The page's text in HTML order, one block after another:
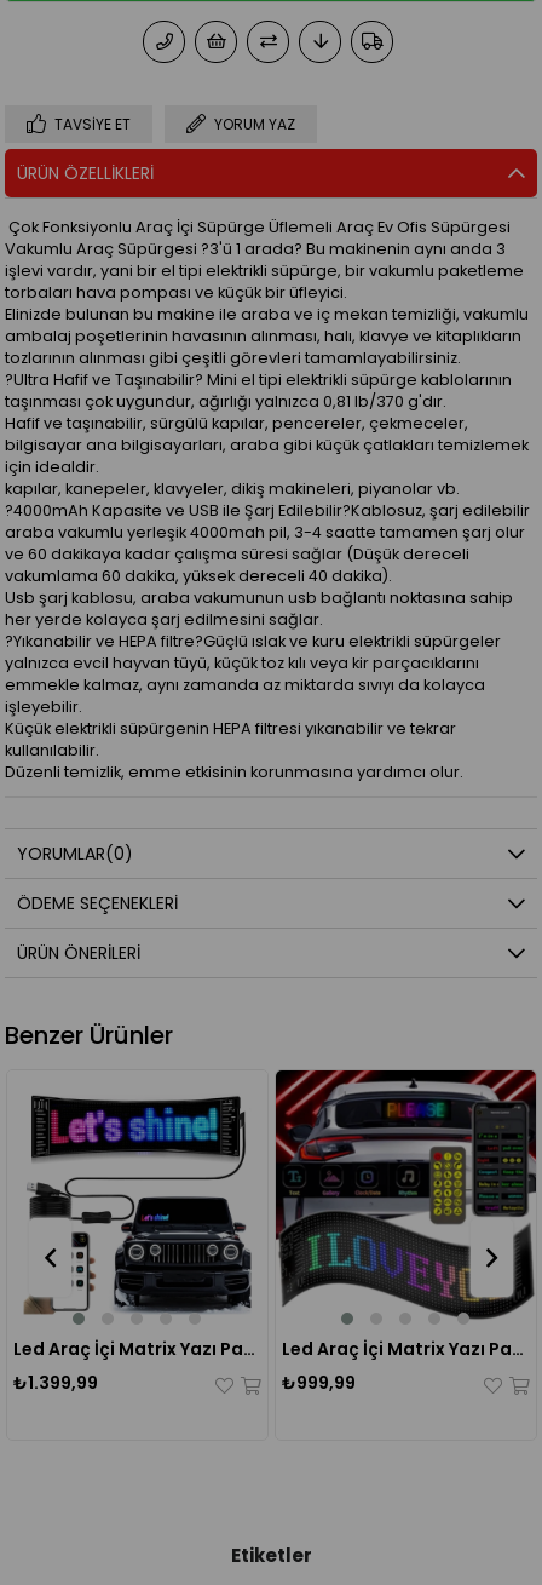
TAVSIYE ET YORUM YAZ
ÜRÜN ÖZELLIKLERI
Çok Fonksiyonlu Araç İçi Süpürge Üflemeli Araç Ev Ofis Süpürgesi
Vakumlu Araç Süpürgesi ?3'ü 1 arada? Bu makinenin aynı anda 3
işlevi vardır, yani bir el tipi elektrikli süpürge, bir vakumlu paketleme
torbaları hava pompası ve küçük bir üfleyici.
Elinizde bulunan bu makine ile araba ve iç mekan temizliği, vakumlu
ambalaj poşetlerinin havasının alınması, halı, klavye ve kitaplıkların
tozlarının alınması gibi çeşitli görevleri tamamlayabilirsiniz.
?Ultra Hafif ve Taşınabilir? Mini el tipi elektrikli süpürge kablolarının
taşınması çok uygundur, ağırlığı yalnızca 0,81 lb/370 g'dır.
Hafif ve taşınabilir, sürgülü kapılar, pencereler, çekmeceler,
bilgisayar ana bilgisayarları, araba gibi küçük çatlakları temizlemek
için idealdir.
kapılar, kanepeler, klavyeler, dikiş makineleri, piyanolar vb.
?4000mAh Kapasite ve USB ile Şarj Edilebilir?Kablosuz, şarj edilebilir
araba vakumlu yerleşik 4000mah pil, 3-4 saatte tamamen şarj olur
ve 60 dakikaya kadar çalışma süresi sağlar (Düşük dereceli
vakumlama 60 dakika, yüksek dereceli 40 dakika).
Usb şarj kablosu, araba vakumunun usb bağlantı noktasına sahip
her yerde kolayca şarj edilmesini sağlar.
?Yıkanabilir ve HEPA filtre?Güçlü ıslak ve kuru elektrikli süpürgeler
yalnızca evcil hayvan tüyü, küçük toz kılı veya kir parçacıklarını
emmekle kalmaz, aynı zamanda az miktarda sıvıyı da kolayca
işleyebilir.
Küçük elektrikli süpürgenin HEPA filtresi yıkanabilir ve tekrar
kullanılabilir.
Düzenli temizlik, emme etkisinin korunmasına yardımcı olur.
YORUMLAR(0)
ÖDEME SEÇENEKLERI
ÜRÜN ÖNERILERI
Benzer Ürünler
Led Araç İçi Matrix Yazı Paneli 16*96 (12×60 cm)
Led Araç İçi Matrix Yazı Paneli 16*64
₺999,99
₺5.499,99
Etiketler